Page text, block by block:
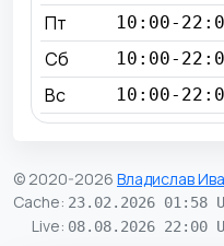
Пт 10:00-
Сб 10:00-
Вс 10:00-
© 2020-2026 Владислав
Cache: 23.02.2026 01:58
Live: 08.08.2026 22:00